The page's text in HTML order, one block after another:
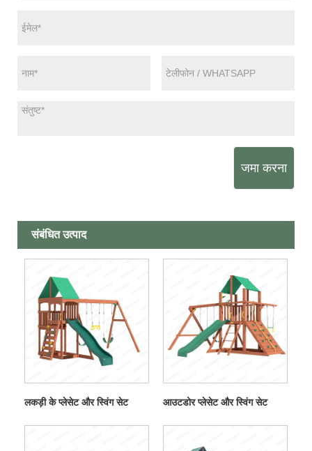
जमा करना
संबंधित उत्पाद
लकड़ी के प्लेसेट और स्विंग सेट आउटडोर प्लेसेट और स्विंग सेट